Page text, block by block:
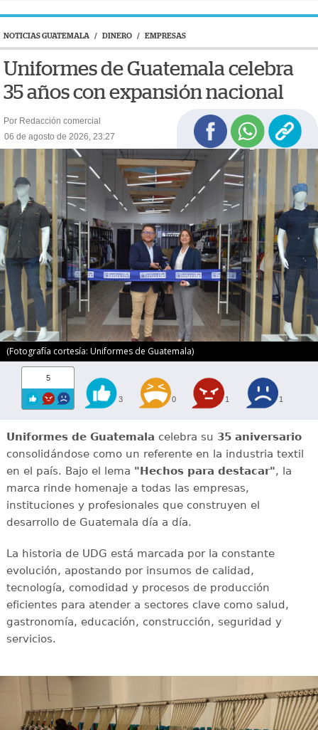
NOTICIAS GUATEMALA / DINERO / EMPRESAS
Uniformes de Guatemala celebra
35 años con expansión nacional
Por Redacción comercial
06 de agosto de 2026, 23:27
(Fotografía cortesía: Uniformes de Guatemala)
5
3 0 1 1
Uniformes de Guatemala celebra su 35 aniversario
consolidándose como un referente en la industria textil
en el país. Bajo el lema "Hechos para destacar", la
marca rinde homenaje a todas las empresas,
instituciones y profesionales que construyen el
desarrollo de Guatemala día a día.
La historia de UDG está marcada por la constante
evolución, apostando por insumos de calidad,
tecnología, comodidad y procesos de producción
eficientes para atender a sectores clave como salud,
gastronomía, educación, construcción, seguridad y
servicios.